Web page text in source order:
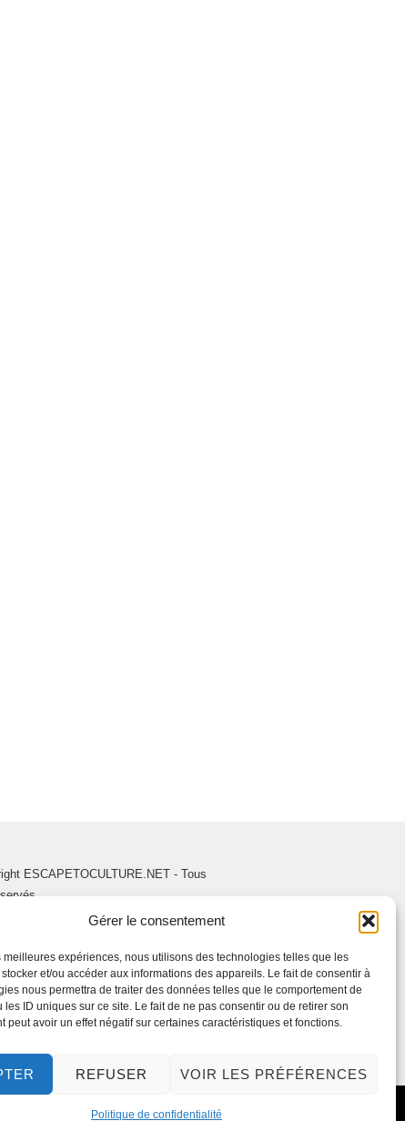
Gérer le consentement
meilleures expériences, nous utilisons des technologies telles que les
et/ou accéder aux informations des appareils. Le fait de consentir à
nous permettra de traiter des données telles que le comportement de
les ID uniques sur ce site. Le fait de ne pas consentir ou de retirer son
peut avoir un effet négatif sur certaines caractéristiques et fonctions.
REFUSER VOIR LES PRÉFÉRENCES
Politique de confidentialité
ESCAPETOCULTURE.NET - Tous
WOLFORG .